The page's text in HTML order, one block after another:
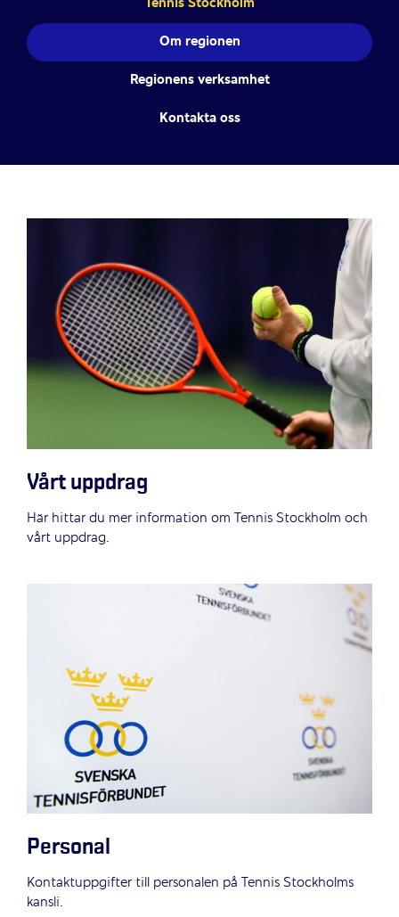
Om regionen
Regionens verksamhet
Kontakta oss
Vårt uppdrag
Här hittar du mer information om Tennis Stockholm och
vårt uppdrag.
Personal
Kontaktuppgifter till personalen på Tennis Stockholms
kansli.